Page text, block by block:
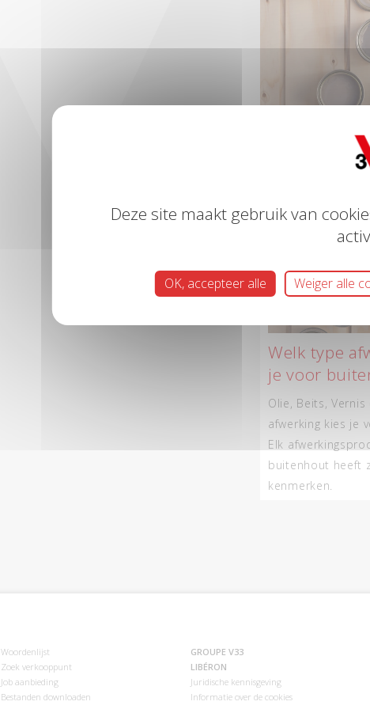
Welk type
je voor
Olie, Beits,
afwerking kies je
Elk
buitenhout heeft
kenmerken.
Woordenlijst
Zoek verkooppunt
Job aanbieding
Bestanden downloaden
GROUPE V33
LIBÉRON
Juridische kennisgeving
Informatie over de cookies
Deze site maakt gebruik van
OK, accepteer alle Weiger alle